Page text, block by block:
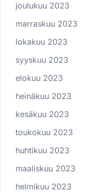
joulukuu 2023
marraskuu 2023
lokakuu 2023
syyskuu 2023
elokuu 2023
heinäkuu 2023
kesäkuu 2023
toukokuu 2023
huhtikuu 2023
maaliskuu 2023
helmikuu 2023